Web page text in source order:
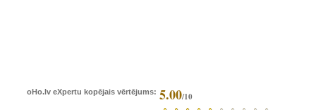
oHo.lv eXpertu kopējais vērtējums: 5.00/10